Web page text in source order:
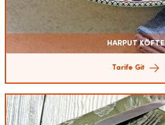
HARPUT KÖFTE
Tarife Git